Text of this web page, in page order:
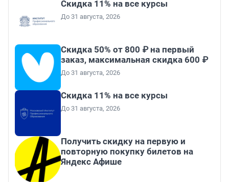
Скидка 11% на все курсы
До 31 августа, 2026
Скидка 50% от 800 ₽ на первый
заказ, максимальная скидка 600 ₽
До 31 августа, 2026
Скидка 11% на все курсы
До 31 августа, 2026
Получить скидку на первую и
повторную покупку билетов на
Яндекс Афише